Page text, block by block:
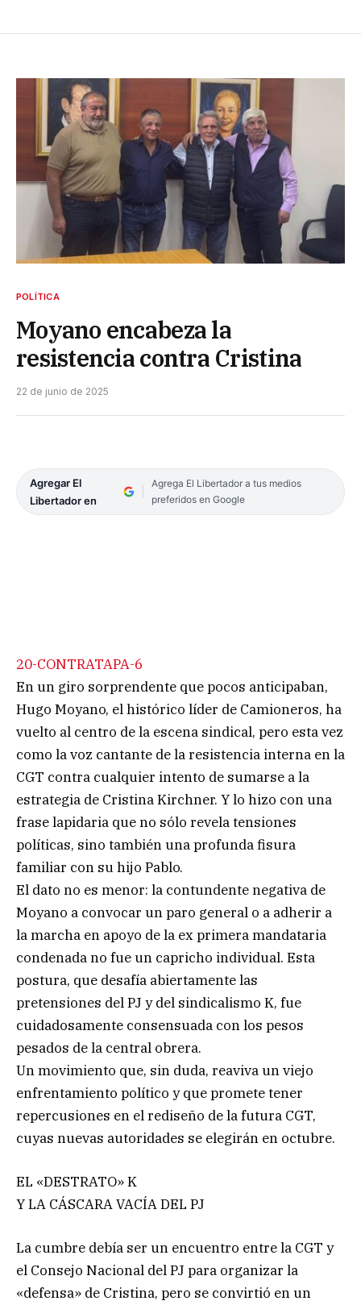
POLÍTICA
Moyano encabeza la
resistencia contra Cristina
22 de junio de 2025
Agregar El
Libertador en
Agrega El Libertador a tus medios
preferidos en Google
20-CONTRATAPA-6
En un giro sorprendente que pocos anticipaban,
Hugo Moyano, el histórico líder de Camioneros, ha
vuelto al centro de la escena sindical, pero esta vez
como la voz cantante de la resistencia interna en la
CGT contra cualquier intento de sumarse a la
estrategia de Cristina Kirchner. Y lo hizo con una
frase lapidaria que no sólo revela tensiones
políticas, sino también una profunda fisura
familiar con su hijo Pablo.
El dato no es menor: la contundente negativa de
Moyano a convocar un paro general o a adherir a
la marcha en apoyo de la ex primera mandataria
condenada no fue un capricho individual. Esta
postura, que desafía abiertamente las
pretensiones del PJ y del sindicalismo K, fue
cuidadosamente consensuada con los pesos
pesados de la central obrera.
Un movimiento que, sin duda, reaviva un viejo
enfrentamiento político y que promete tener
repercusiones en el rediseño de la futura CGT,
cuyas nuevas autoridades se elegirán en octubre.
EL «DESTRATO» K
Y LA CÁSCARA VACÍA DEL PJ
La cumbre debía ser un encuentro entre la CGT y
el Consejo Nacional del PJ para organizar la
«defensa» de Cristina, pero se convirtió en un